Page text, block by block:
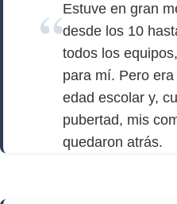
Estuve en gran
desde los 10
todos los
para mí. Pero
edad escolar y,
pubertad, mis
quedaron atrás.